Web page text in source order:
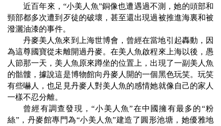
近百年來， “小美人魚”銅像也遭遇過不測，她的頭部和
頸部都多次遭到歹徒的破壞，甚至還出現過被推進海裏和被
潑灑油漆的事件。
丹麥美人魚來到上海世博會，曾經在當地引起轟動，因
為這尊國寶從未離開過丹麥。在美人魚啟程來上海以後，愚
人節那一天，美人魚原來蹲坐的位置上，出現了一副美人魚
的骷髏，據說這是博物館向丹麥人開的一個黑色玩笑。玩笑
有些嚇人，也足見丹麥人對美人魚的感情她就像自己的家人
一樣不忍分離。
曾經有調查發現，“小美人魚”在中國擁有最多的“粉
絲”，丹麥館專門為“小美人魚”建造了圓形池塘，她優雅地